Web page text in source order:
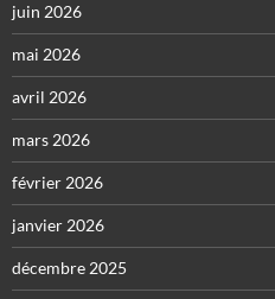
juin 2026
mai 2026
avril 2026
mars 2026
février 2026
janvier 2026
décembre 2025